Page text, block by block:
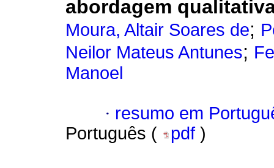
abordagem
Moura, Altair Soares de;
Neilor Mateus Antunes;
Manoel
· resumo em
Português (
pdf )